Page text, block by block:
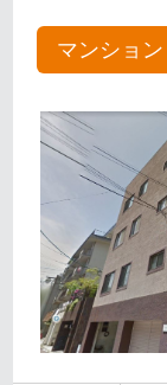
マンション